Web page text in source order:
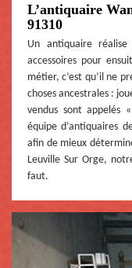
L’antiquaire
91310
Un antiquaire
accessoires pour
métier, c’est qu’il ne
choses ancestrales :
vendus sont
équipe d’antiquaires
afin de mieux
Leuville Sur Orge,
faut.